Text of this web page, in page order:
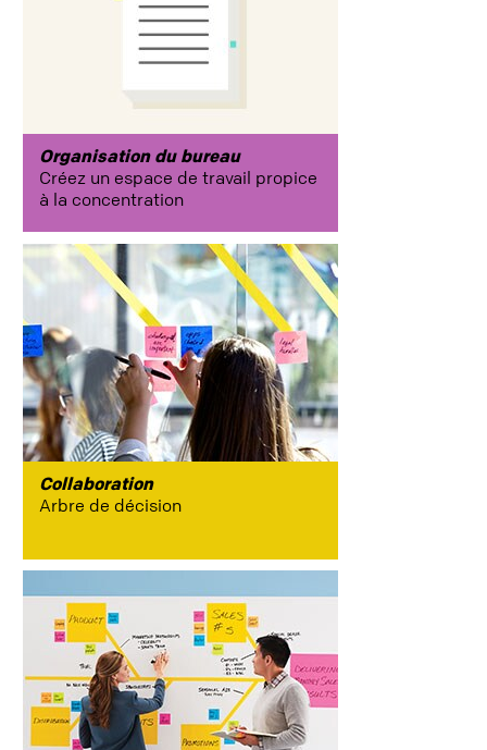
planifier
hiérarchiser
Créativité
brainstorming
personnaliser
enseignement
Organisation du bureau
Créez un espace de travail propice
à la concentration
Collaboration
Arbre de décision